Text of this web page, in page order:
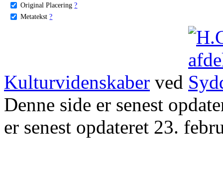
Original Placering ?
Metatekst ?
Kulturvidenskaber ved
Denne side er senest
er senest opdateret 23.